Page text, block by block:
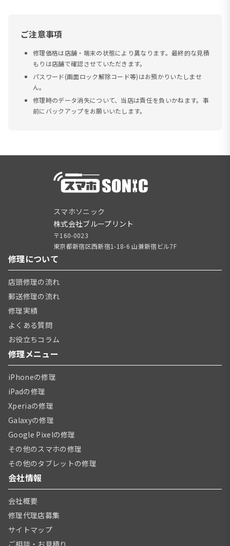
ご注意事項
修理価格は店舗・端末の状態により異なります。最終的な見積
もりは店舗で確認させていただきます。
パスワード(画面ロック解除コード等)はお預かりいたしませ
ん。
修理時のデータ消失について、当店は責任を負いかねます。事
前にバックアップをお願いいたします。
スマホソニック
株式会社ブループリント
〒160-0023
東京都新宿区西新宿1-18-6 山兼新宿ビル7F
修理について
店頭修理の流れ
郵送修理の流れ
修理実績
よくある質問
お役立ちコラム
修理メニュー
iPhoneの修理
iPadの修理
Xperiaの修理
Galaxyの修理
Google Pixelの修理
その他のスマホの修理
その他のタブレットの修理
会社情報
会社概要
修理代理店募集
サイトマップ